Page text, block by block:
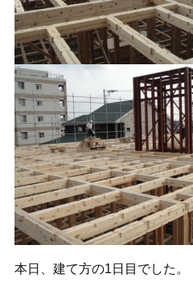
本日、建て方の1日目でした。